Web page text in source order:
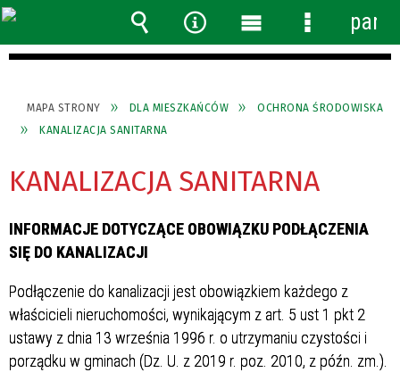
MAPA STRONY DLA MIESZKAŃCÓW
OCHRONA ŚRODOWISKA
KANALIZACJA SANITARNA
KANALIZACJA SANITARNA
INFORMACJE DOTYCZĄCE OBOWIĄZKU PODŁĄCZENIA
SIĘ DO KANALIZACJI
Podłączenie do kanalizacji jest obowiązkiem każdego z
właścicieli nieruchomości, wynikającym z art. 5 ust 1 pkt 2
ustawy z dnia 13 września 1996 r. o utrzymaniu czystości i
porządku w gminach (Dz. U. z 2019 r. poz. 2010, z późn. zm.).
Wyszukiwarka
Narzędzia
Menu Menu
panel